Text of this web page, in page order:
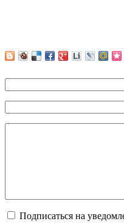
Подписаться на